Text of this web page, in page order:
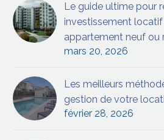
Le guide ultime pour
investissement locatif
appartement neuf ou
mars 20, 2026
Les meilleurs
gestion de votre
février 28, 2026